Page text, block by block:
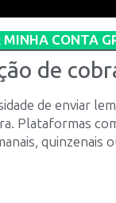
MINHA CONTA
de
de enviar
Plataformas
quinzenais